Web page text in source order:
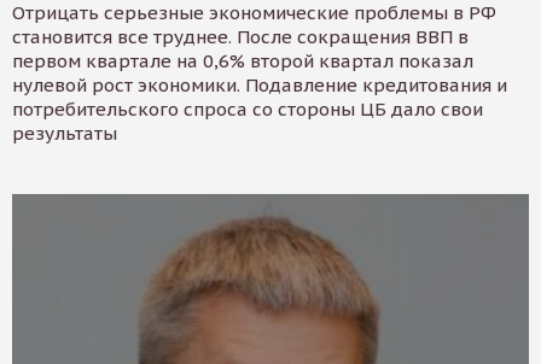
Отрицать серьезные экономические проблемы в РФ
становится все труднее. После сокращения ВВП в
первом квартале на 0,6% второй квартал показал
нулевой рост экономики. Подавление кредитования и
потребительского спроса со стороны ЦБ дало свои
результаты